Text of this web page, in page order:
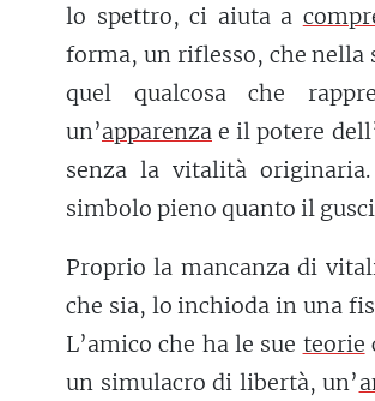
lo spettro, ci aiuta a
forma, un riflesso, che nella
quel qualcosa che
un’apparenza e il potere
senza la vitalità
simbolo pieno quanto il
Proprio la mancanza di
che sia, lo inchioda in una
L’amico che ha le sue teorie
un simulacro di libertà, un’